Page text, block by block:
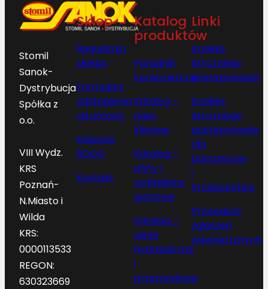
Stomil
Sanok-
Dystrybucja
Spółka z
o.o.
VIII Wydz.
KRS
Poznań-
N.Miasto i
Wilda
KRS:
0000113533
REGON:
630323669
Sklep
Regulamin
sklepu
Formularz
odstąpienia
od umowy
Klauzula
RODO
Kontakt
Katalog
produktów
Poradnik
konstruktora
Katalog –
pasy
klinowe
Katalog –
płyty i
wykładziny
gumowe
Katalog –
węże
hydrauliczne
i
przemysłowe
Linki
Kodeks
etycznego
postępowania
Kodeks
etycznego
postępowania
dla
Dostawców
i
Producentów
Procedura
zgłoszeń
wewnętrznych